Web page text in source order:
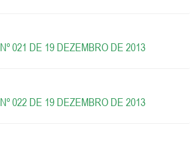
021 DE 19 DEZEMBRO DE 2013
022 DE 19 DEZEMBRO DE 2013